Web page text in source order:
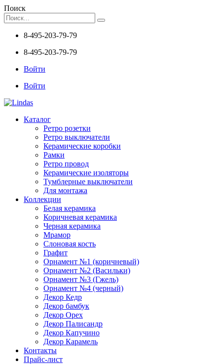
Поиск
8-495-203-79-79
8-495-203-79-79
Войти
Войти
Каталог
Ретро розетки
Ретро выключатели
Керамические коробки
Рамки
Ретро провод
Керамические изоляторы
Тумблерные выключатели
Для монтажа
Коллекции
Белая керамика
Коричневая керамика
Черная керамика
Мрамор
Слоновая кость
Графит
Орнамент №1 (коричневый)
Орнамент №2 (Васильки)
Орнамент №3 (Гжель)
Орнамент №4 (черный)
Декор Кедр
Декор бамбук
Декор Орех
Декор Палисандр
Декор Капучино
Декор Карамель
Контакты
Прайс-лист